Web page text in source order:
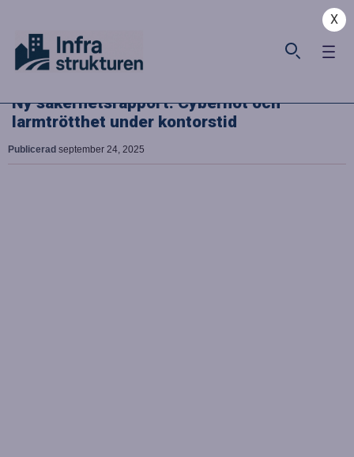
X
Ny säkerhetsrapport: Cyberhot och
larmtrötthet under kontorstid
Publicerad september 24, 2025